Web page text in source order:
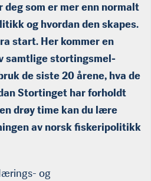
som er mer enn normalt
og hvordan den skapes.
start. Her kommer en
samtlige stortingsmel­
de siste 20 årene, hva de
Stortinget har forholdt
drøy time kan du lære
av norsk fisker­ipolitikk
og